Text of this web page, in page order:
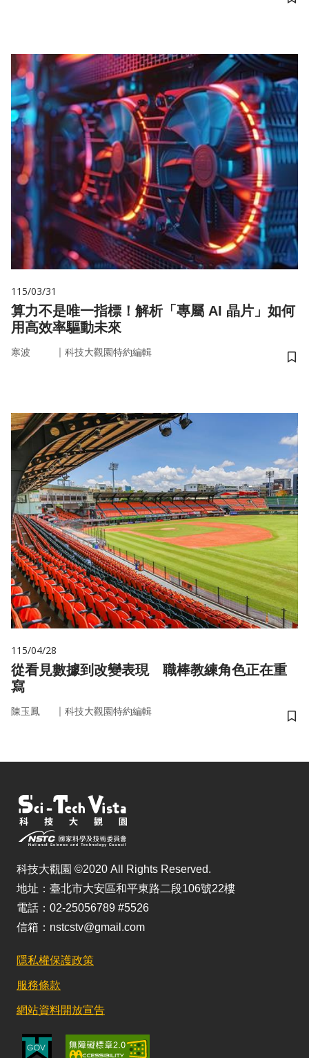
儲
115/03/31
算力不是唯一指標！解析「專屬 AI 晶片」如何
用高效率驅動未來
寒波 ｜ 科技大觀園特約編輯
儲
115/04/28
從看見數據到改變表現 職棒教練角色正在重
寫
陳玉鳳 ｜ 科技大觀園特約編輯
儲
科技大觀園 ©2020 All Rights Reserved.
地址：臺北市大安區和平東路二段106號22樓
電話：02-25056789 #5526
信箱：nstcstv@gmail.com
隱私權保護政策
服務條款
網站資料開放宣告